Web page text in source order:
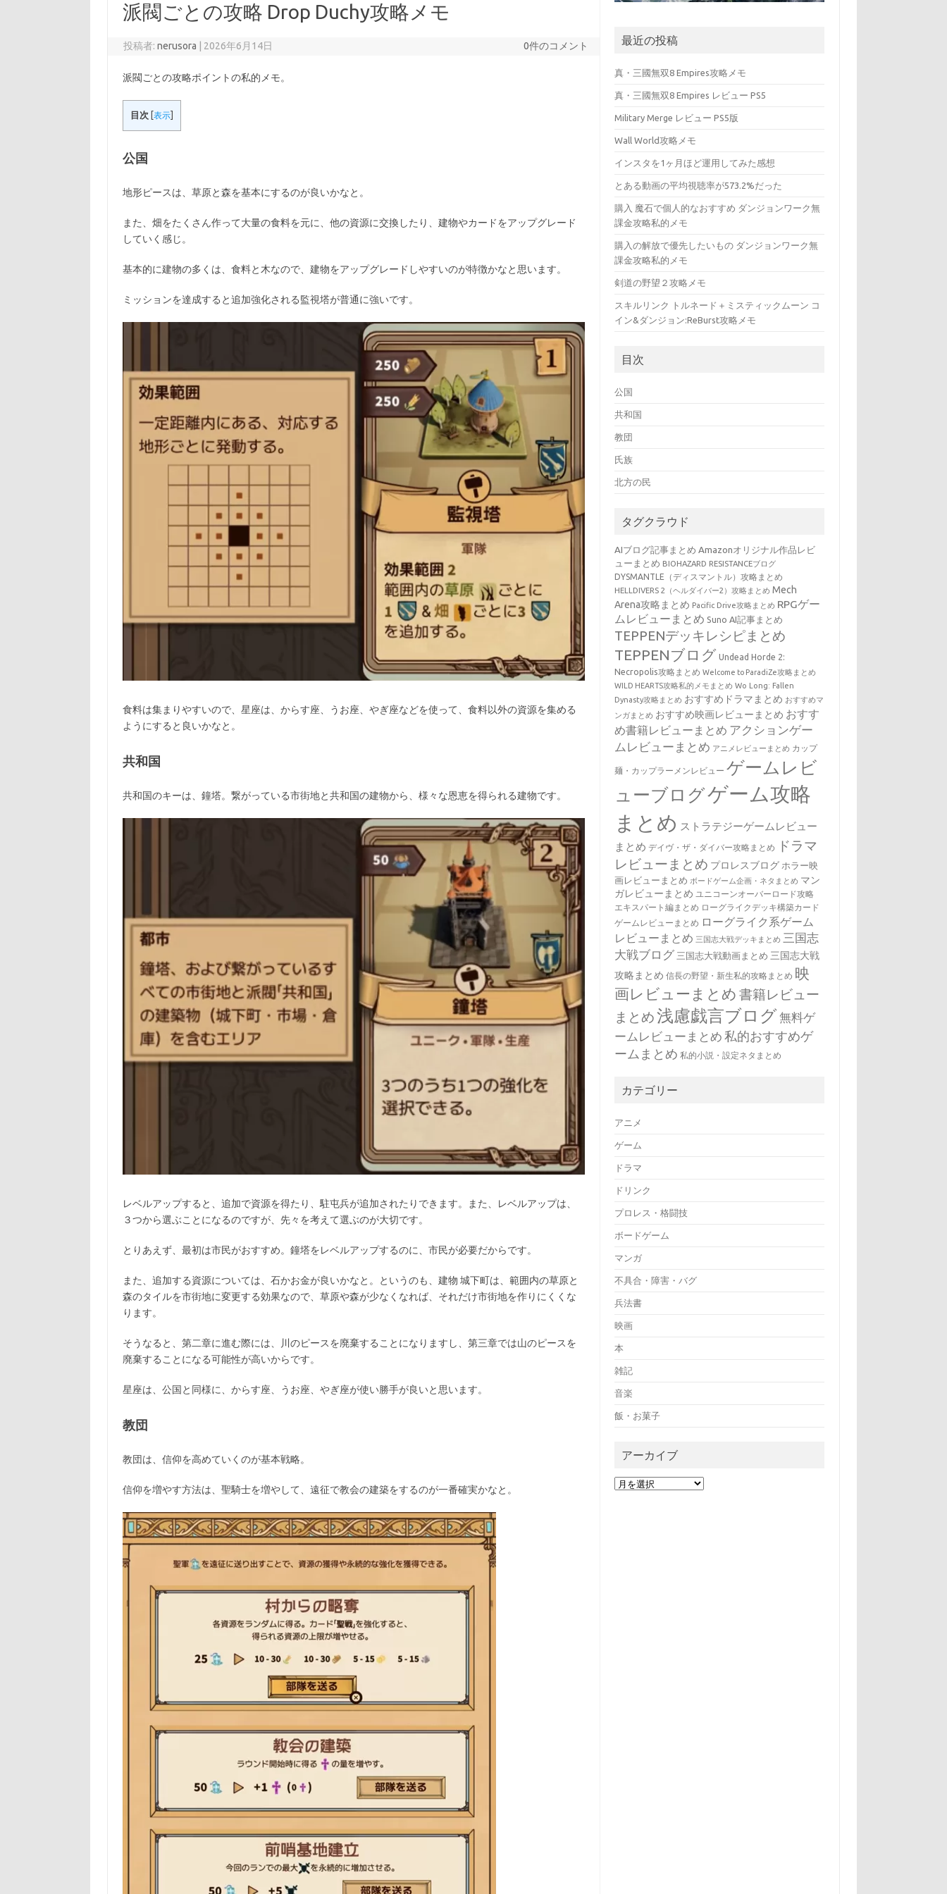
派閥ごとの攻略 Drop Duchy攻略メモ
投稿者:nerusora 2026年6月14日 0件のコメント
派閥ごとの攻略ポイントの私的メモ。
目次 [表示]
公国
地形ピースは、草原と森を基本にするのが良いかなと。
また、畑をたくさん作って大量の食料を元に、他の資源に交換したり、建物やカードをアップグレード
していく感じ。
基本的に建物の多くは、食料と木なので、建物をアップグレードしやすいのが特徴かなと思います。
ミッションを達成すると追加強化される監視塔が普通に強いです。
食料は集まりやすいので、星座は、からす座、うお座、やぎ座などを使って、食料以外の資源を集める
ようにすると良いかなと。
共和国
共和国のキーは、鐘塔。繋がっている市街地と共和国の建物から、様々な恩恵を得られる建物です。
レベルアップすると、追加で資源を得たり、駐屯兵が追加されたりできます。また、レベルアップは、
３つから選ぶことになるのですが、先々を考えて選ぶのが大切です。
とりあえず、最初は市民がおすすめ。鐘塔をレベルアップするのに、市民が必要だからです。
また、追加する資源については、石かお金が良いかなと。というのも、建物 城下町は、範囲内の草原と
森のタイルを市街地に変更する効果なので、草原や森が少なくなれば、それだけ市街地を作りにくくな
ります。
そうなると、第二章に進む際には、川のピースを廃棄することになりますし、第三章では山のピースを
廃棄することになる可能性が高いからです。
星座は、公国と同様に、からす座、うお座、やぎ座が使い勝手が良いと思います。
教団
教団は、信仰を高めていくのが基本戦略。
信仰を増やす方法は、聖騎士を増やして、遠征で教会の建築をするのが一番確実かなと。
最近の投稿
真・三國無双8 Empires攻略メモ
真・三國無双8 Empires レビュー PS5
Military Merge レビュー PS5版
Wall World攻略メモ
インスタを1ヶ月ほど運用してみた感想
とある動画の平均視聴率が573.2%だった
購入 魔石で個人的なおすすめ ダンジョンワーク無
課金攻略私的メモ
購入の解放で優先したいもの ダンジョンワーク無
課金攻略私的メモ
剣道の野望２攻略メモ
スキルリンク トルネード＋ミスティックムーン コ
イン&ダンジョン:ReBurst攻略メモ
目次
公国
共和国
教団
氏族
北方の民
タグクラウド
AIブログ記事まとめ Amazonオリジナル作品レビ
ューまとめ BIOHAZARD RESISTANCEブログ
DYSMANTLE（ディスマントル）攻略まとめ
HELLDIVERS 2（ヘルダイバー2）攻略まとめ Mech
Arena攻略まとめ Pacific Drive攻略まとめ RPGゲー
ムレビューまとめ Suno AI記事まとめ
TEPPENデッキレシピまとめ
TEPPENブログ Undead Horde 2:
Necropolis攻略まとめ Welcome to ParadiZe攻略まとめ
WILD HEARTS攻略私的メモまとめ Wo Long: Fallen
Dynasty攻略まとめ おすすめドラマまとめ おすすめマ
ンガまとめ おすすめ映画レビューまとめ おすす
め書籍レビューまとめ アクションゲー
ムレビューまとめ アニメレビューまとめ カップ
麺・カップラーメンレビュー ゲームレビ
ューブログゲーム攻略
まとめ ストラテジーゲームレビュー
まとめ デイヴ・ザ・ダイバー攻略まとめ
ドラマ
レビューまとめ プロレスブログ ホラー映
画レビューまとめ ボードゲーム企画・ネタまとめ マン
ガレビューまとめ ユニコーンオーバーロード攻略
エキスパート編まとめ ローグライクデッキ構築カード
ゲームレビューまとめ ローグライク系ゲーム
レビューまとめ 三国志大戦デッキまとめ 三国志
大戦ブログ 三国志大戦動画まとめ 三国志大戦
攻略まとめ 信長の野望・新生私的攻略まとめ 映
画レビューまとめ 書籍レビュー
まとめ浅慮戯言ブログ無料ゲ
ームレビューまとめ 私的おすすめゲ
ームまとめ 私的小説・設定ネタまとめ
カテゴリー
アニメ
ゲーム
ドラマ
ドリンク
プロレス・格闘技
ボードゲーム
マンガ
不具合・障害・バグ
兵法書
映画
本
雑記
音楽
飯・お菓子
アーカイブ
ア